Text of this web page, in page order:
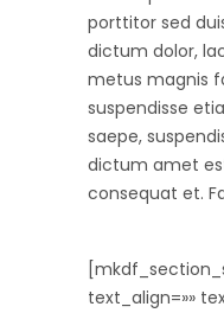
porttitor sed
dictum dolor,
metus magnis
suspendisse
saepe,
dictum amet
consequat et.
text_align=»»